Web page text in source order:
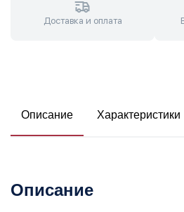
Доставка и оплата
Описание Характеристики
Описание